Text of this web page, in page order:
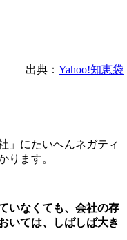
出典： Yahoo!知恵袋
」にたいへんネガティ
ります。
いなくても、会社の存
いては、しばしば大き